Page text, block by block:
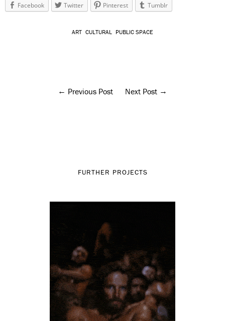
Facebook Twitter Pinterest Tumblr
ART CULTURAL PUBLIC SPACE
Previous Post Next Post
FURTHER PROJECTS